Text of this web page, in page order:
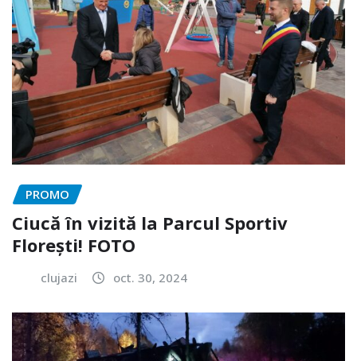
PROMO
Ciucă în vizită la Parcul Sportiv
Florești! FOTO
clujazi oct. 30, 2024